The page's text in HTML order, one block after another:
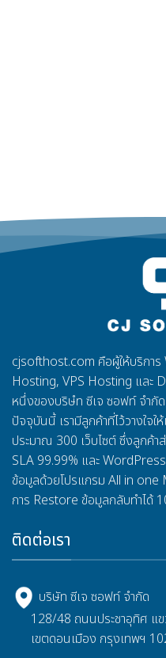
cjsofthost.com คือผู้ให้บริการ
Hosting, VPS Hosting และ
หนึ่งของบริษํท ซีเจ ซอฟท์ จำกัด
ปัจจุบันนี้ เรามีลูกค้าที่ไว้วางใจใ
ประมาณ 300 เว็บไซต์ ซึ่งลูกค้
SLA 99.99% และ
ข้อมูลด้วยโปรแกรม All in one
การ Restore ข้อมูลกลับทำได้
ติดต่อเรา
บริษัท ซีเจ ซอฟท์ จำกัด
128/48 ถนนประชาอุทิศ แข
เขตดอนเมือง กรุงเทพฯ